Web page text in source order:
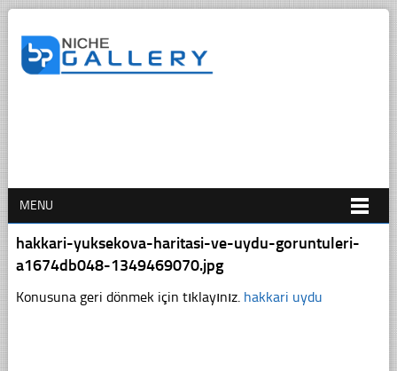
MENU
hakkari-yuksekova-haritasi-ve-uydu-goruntuleri-
a1674db048-1349469070.jpg
Konusuna geri dönmek için tıklayınız. hakkari uydu